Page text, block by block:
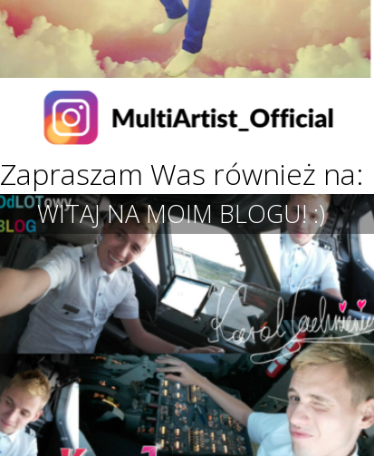
Zapraszam Was również na:
WITAJ NA MOIM BLOGU! :)